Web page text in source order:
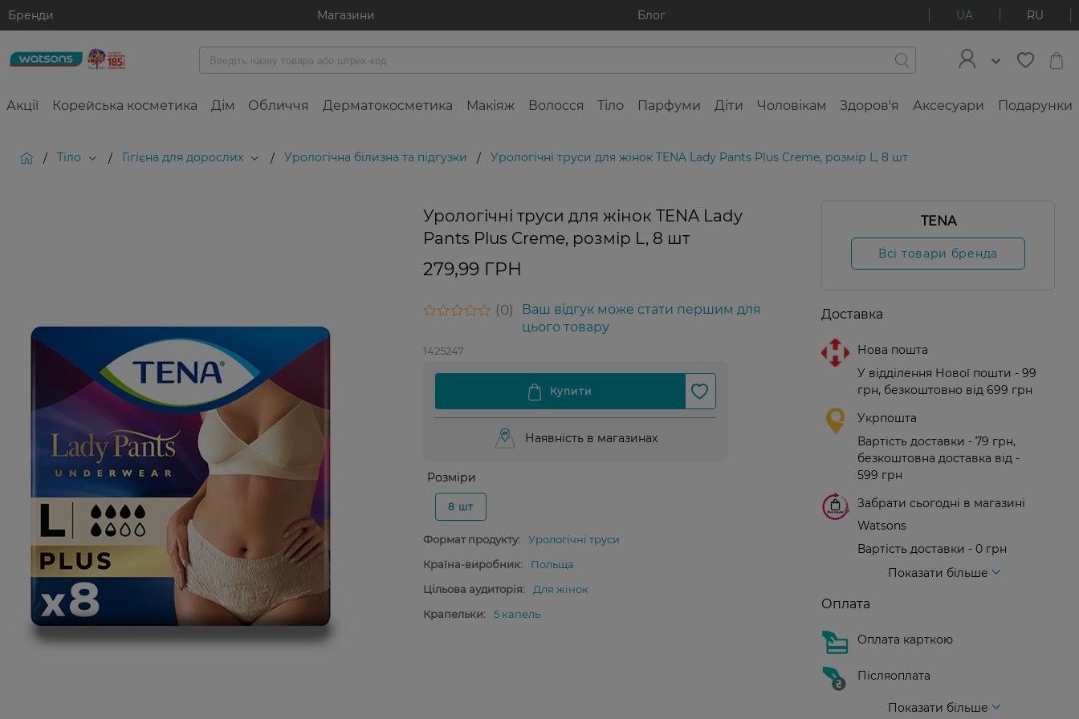
Бренди Магазини Блог UA RU
Акції Корейська косметика Дім Обличчя Дерматокосметика Макіяж Волосся Тіло Парфуми Діти Чоловікам Здоров'я Аксесуари Подарунки
/ Тіло / Гігієна для дорослих / Урологічна білизна та підгузки / Урологічні труси для жінок TENA Lady Pants Plus Creme, розмір L, 8 шт
Урологічні труси для жінок TENA Lady
Pants Plus Creme, розмір L, 8 шт
279,99 ГРН
0
Ваш відгук може стати першим для
цього товару
1425247
Наявність в магазинах
Розміри
8 шт
Формат продукту:
Урологічні труси
Країна-виробник:
Польща
Цільова аудиторія:
Для жінок
Крапельки:
5 капель
TENA
Всі товари бренда
Доставка
Нова пошта
У відділення Нової пошти - 99
грн, безкоштовно від 699 грн
Укрпошта
Вартість доставки - 79 грн,
безкоштовна доставка від -
599 грн
Забрати сьогодні в магазині
Watsons
Вартість доставки - 0 грн
Показати більше
Оплата
Оплата карткою
Післяоплата
Показати більше